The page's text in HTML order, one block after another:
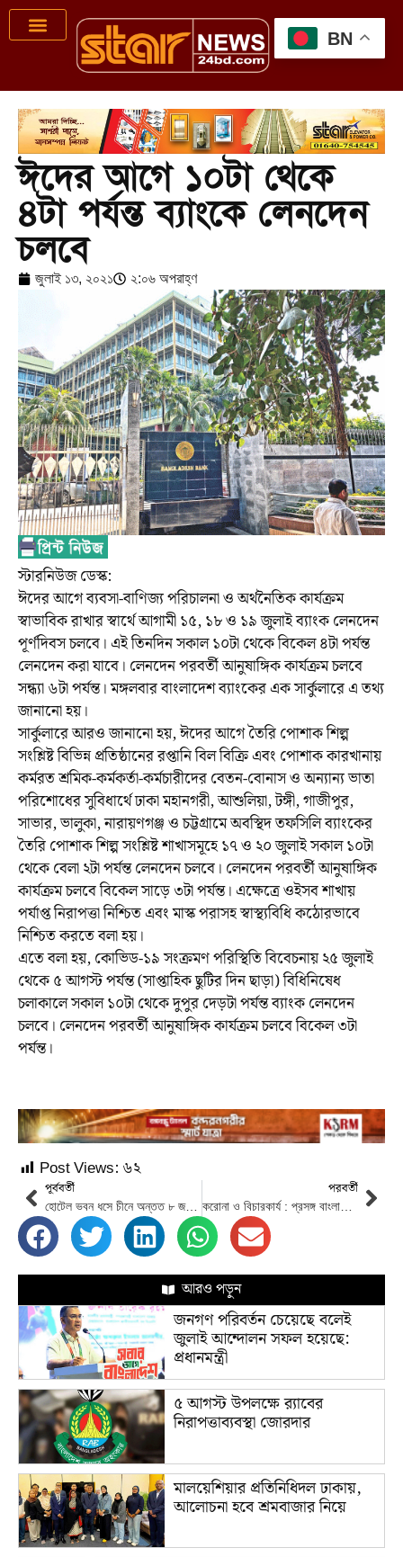
ঈদের আগে ১০টা থেকে
৪টা পর্যন্ত ব্যাংকে লেনদেন
চলবে
জুলাই ১৩, ২০২১ ২:০৬ অপরাহ্ণ
স্টারনিউজ ডেস্ক:
ঈদের আগে ব্যবসা-বাণিজ্য পরিচালনা ও অর্থনৈতিক কার্যক্রম
স্বাভাবিক রাখার স্বার্থে আগামী ১৫, ১৮ ও ১৯ জুলাই ব্যাংক লেনদেন
পূর্ণদিবস চলবে। এই তিনদিন সকাল ১০টা থেকে বিকেল ৪টা পর্যন্ত
লেনদেন করা যাবে। লেনদেন পরবর্তী আনুষাঙ্গিক কার্যক্রম চলবে
সন্ধ্যা ৬টা পর্যন্ত। মঙ্গলবার বাংলাদেশ ব্যাংকের এক সার্কুলারে এ তথ্য
জানানো হয়।
সার্কুলারে আরও জানানো হয়, ঈদের আগে তৈরি পোশাক শিল্প
সংশ্লিষ্ট বিভিন্ন প্রতিষ্ঠানের রপ্তানি বিল বিক্রি এবং পোশাক কারখানায়
কর্মরত শ্রমিক-কর্মকর্তা-কর্মচারীদের বেতন-বোনাস ও অন্যান্য ভাতা
পরিশোধের সুবিধার্থে ঢাকা মহানগরী, আশুলিয়া, টঙ্গী, গাজীপুর,
সাভার, ভালুকা, নারায়ণগঞ্জ ও চট্টগ্রামে অবস্থিদ তফসিলি ব্যাংকের
তৈরি পোশাক শিল্প সংশ্লিষ্ট শাখাসমূহে ১৭ ও ২০ জুলাই সকাল ১০টা
থেকে বেলা ২টা পর্যন্ত লেনদেন চলবে। লেনদেন পরবর্তী আনুষাঙ্গিক
কার্যক্রম চলবে বিকেল সাড়ে ৩টা পর্যন্ত। এক্ষেত্রে ওইসব শাখায়
পর্যাপ্ত নিরাপত্তা নিশ্চিত এবং মাস্ক পরাসহ স্বাস্থ্যবিধি কঠোরভাবে
নিশ্চিত করতে বলা হয়।
এতে বলা হয়, কোভিড-১৯ সংক্রমণ পরিস্থিতি বিবেচনায় ২৫ জুলাই
থেকে ৫ আগস্ট পর্যন্ত (সাপ্তাহিক ছুটির দিন ছাড়া) বিধিনিষেধ
চলাকালে সকাল ১০টা থেকে দুপুর দেড়টা পর্যন্ত ব্যাংক লেনদেন
চলবে। লেনদেন পরবর্তী আনুষাঙ্গিক কার্যক্রম চলবে বিকেল ৩টা
পর্যন্ত।
Post Views: ৬২
পূর্ববর্তী
হোটেল ভবন ধসে চীনে অন্তত ৮ জন নিহত
পরবর্তী
করোনা ও বিচারকার্য : প্রসঙ্গ বাংলাদেশ।
আরও পড়ুন
জনগণ পরিবর্তন চেয়েছে বলেই
জুলাই আন্দোলন সফল হয়েছে:
প্রধানমন্ত্রী
৫ আগস্ট উপলক্ষে র‌্যাবের
নিরাপত্তাব্যবস্থা জোরদার
মালয়েশিয়ার প্রতিনিধিদল ঢাকায়,
আলোচনা হবে শ্রমবাজার নিয়ে
BN